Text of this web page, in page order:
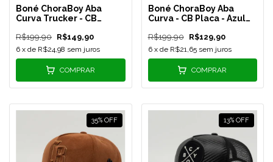
Boné ChoraBoy Aba
Curva Trucker - CB
123
R$199,90 R$149,90
6 x de R$24,98 sem juros
COMPRAR
Boné ChoraBoy Aba
Curva - CB Placa - Azul
R$199,90 R$129,90
6 x de R$21,65 sem juros
COMPRAR
35% OFF 13% OFF